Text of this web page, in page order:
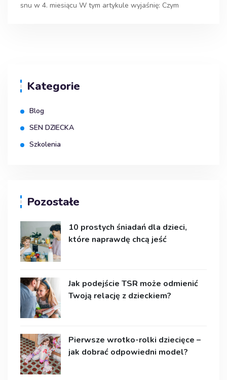
snu w 4. miesiącu W tym artykule wyjaśnię: Czym
Kategorie
Blog
SEN DZIECKA
Szkolenia
Pozostałe
10 prostych śniadań dla dzieci,
które naprawdę chcą jeść
Jak podejście TSR może odmienić
Twoją relację z dzieckiem?
Pierwsze wrotko-rolki dziecięce –
jak dobrać odpowiedni model?